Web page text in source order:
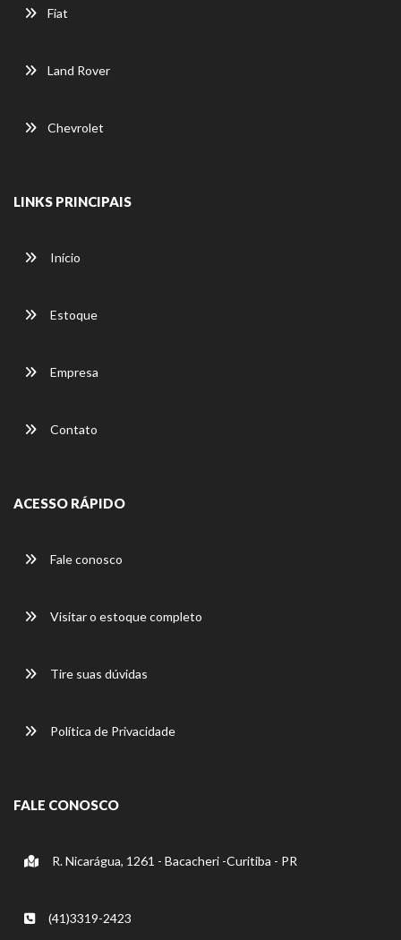
Fiat
Land Rover
Chevrolet
LINKS PRINCIPAIS
Início
Estoque
Empresa
Contato
ACESSO RÁPIDO
Fale conosco
Visitar o estoque completo
Tire suas dúvidas
Política de Privacidade
FALE CONOSCO
R. Nicarágua, 1261 - Bacacheri -Curitiba - PR
(41)3319-2423